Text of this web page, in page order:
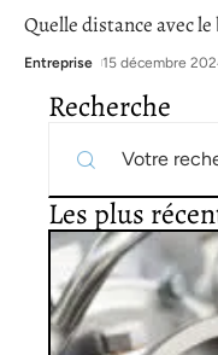
Quelle distance avec
Entreprise 15 décembre
Recherche
Les plus